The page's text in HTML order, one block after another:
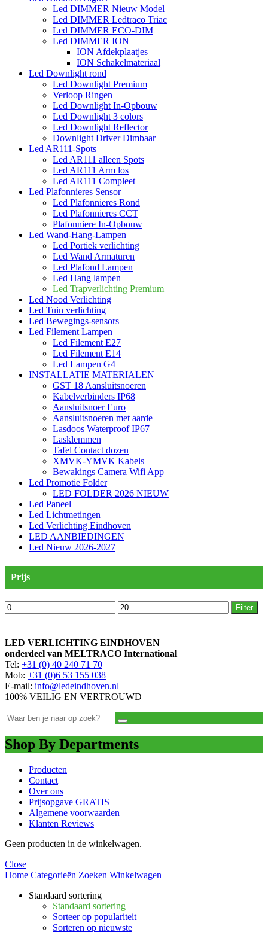
Led DIMMER Nieuw Model
Led DIMMER Ledtraco Triac
Led DIMMER ECO-DIM
Led DIMMER ION
ION Afdekplaatjes
ION Schakelmateriaal
Led Downlight rond
Led Downlight Premium
Verloop Ringen
Led Downlight In-Opbouw
Led Downlight 3 colors
Led Downlight Reflector
Downlight Driver Dimbaar
Led AR111-Spots
Led AR111 alleen Spots
Led AR111 Arm los
Led AR111 Compleet
Led Plafonnieres Sensor
Led Plafonnieres Rond
Led Plafonnieres CCT
Plafonniere In-Opbouw
Led Wand-Hang-Lampen
Led Portiek verlichting
Led Wand Armaturen
Led Plafond Lampen
Led Hang lampen
Led Trapverlichting Premium
Led Nood Verlichting
Led Tuin verlichting
Led Bewegings-sensors
Led Filement Lampen
Led Filement E27
Led Filement E14
Led Lampen G4
INSTALLATIE MATERIALEN
GST 18 Aansluitsnoeren
Kabelverbinders IP68
Aansluitsnoer Euro
Aansluitsnoeren met aarde
Lasdoos Waterproof IP67
Lasklemmen
Tafel Contact dozen
XMVK-YMVK Kabels
Bewakings Camera Wifi App
Led Promotie Folder
LED FOLDER 2026 NIEUW
Led Paneel
Led Lichtmetingen
Led Verlichting Eindhoven
LED AANBIEDINGEN
Led Nieuw 2026-2027
Prijs
Min.
prijs
Max.
prijs
Filter
LED VERLICHTING EINDHOVEN
onderdeel van MELTRACO International
Tel: +31 (0) 40 240 71 70
Mob: +31 (0)6 53 155 038
E-mail: info@ledeindhoven.nl
100% VEILIG EN VERTROUWD
Shop By Departments
Producten
Contact
Over ons
Prijsopgave GRATIS
Algemene voorwaarden
Klanten Reviews
Geen producten in de winkelwagen.
Close
Home Categorieën Zoeken Winkelwagen
Standaard sortering
Standaard sortering
Sorteer op populariteit
Sorteren op nieuwste